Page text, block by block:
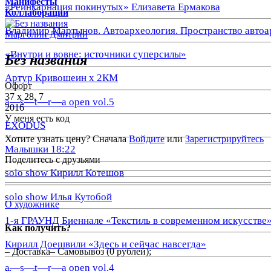
«Реинкарнация покинутых» Елизавета Ермакова
Владимир Мартынов. Автоархеология. Пространство
«Внутри и вовне: источники суперсилы»
Артур Кривошеин х 2КМ
a—s—t—r—a open vol.5
EXODUS
Малышки 18:22
solo show Кирилл Котешов
solo show Илья Кутобой
1-я ГРАУНД Биеннале «Текстиль в современном искусстве»
Кирилл Доешвили «Здесь и сейчас навсегда»
a—s—t—r—a open vol.4
Коллаборации
Марголин Дмитрий
Без названия
Офорт
37 х 28, 7
2016
У меня есть код
Хотите узнать цену? СначалаВойдитеилиЗарегистрируйтесь
Поделитесь с друзьями
О художнике
Как получить?
– Доставка– Самовывоз (0 рублей);